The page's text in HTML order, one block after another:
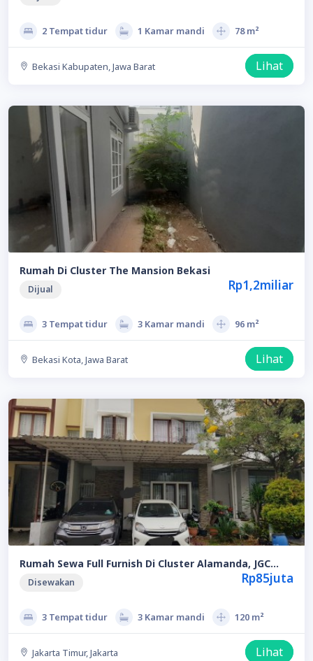
2 Tempat tidur 1 Kamar mandi 78 m²
Bekasi Kabupaten, Jawa Barat Lihat
Rumah Di Cluster The Mansion Bekasi
Dijual Rp1,2miliar
3 Tempat tidur 3 Kamar mandi 96 m²
Bekasi Kota, Jawa Barat Lihat
Rumah Sewa Full Furnish Di Cluster Alamanda, JGC
Jakarta Timur
Disewakan Rp85juta
3 Tempat tidur 3 Kamar mandi 120 m²
Jakarta Timur, Jakarta Lihat